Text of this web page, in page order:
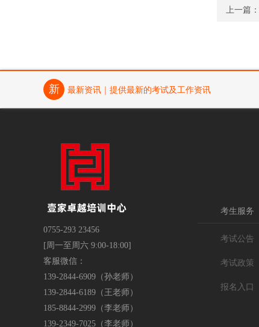
CCAA备案以培代考资产管理线下培训
CCAA备案课程认证通用基础考前线下
培训课程
上一篇：
新 最新资讯｜提供最新的考试及工作资讯
0755-293 23456
[周一至周六 9:00-18:00]
客服微信：
139-2844-6909（孙老师）
139-2844-6189（王老师）
185-8844-2999（李老师）
139-2349-7025（李老师）
考生服务
考试公告
考试政策
报名入口